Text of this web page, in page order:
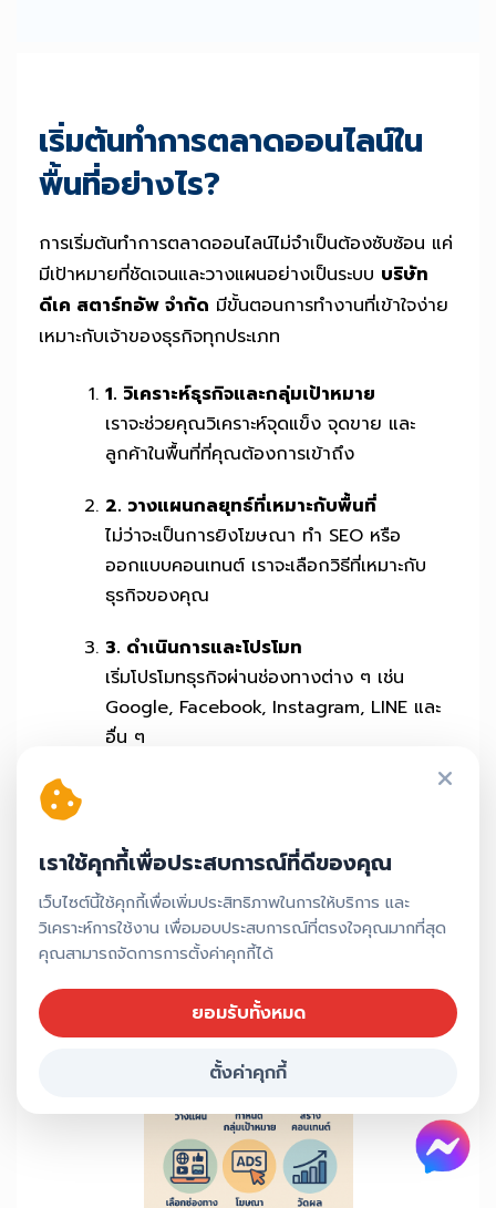
เริ่มต้นทำการตลาดออนไลน์ใน
พื้นที่อย่างไร?
การเริ่มต้นทำการตลาดออนไลน์ไม่จำเป็นต้องซับซ้อน แค่
มีเป้าหมายที่ชัดเจนและวางแผนอย่างเป็นระบบ บริษัท
ดีเค สตาร์ทอัพ จำกัด มีขั้นตอนการทำงานที่เข้าใจง่าย
เหมาะกับเจ้าของธุรกิจทุกประเภท
1. วิเคราะห์ธุรกิจและกลุ่มเป้าหมาย
เราจะช่วยคุณวิเคราะห์จุดแข็ง จุดขาย และ
ลูกค้าในพื้นที่ที่คุณต้องการเข้าถึง
2. วางแผนกลยุทธ์ที่เหมาะกับพื้นที่
ไม่ว่าจะเป็นการยิงโฆษณา ทำ SEO หรือ
ออกแบบคอนเทนต์ เราจะเลือกวิธีที่เหมาะกับ
ธุรกิจของคุณ
3. ดำเนินการและโปรโมท
เริ่มโปรโมทธุรกิจผ่านช่องทางต่าง ๆ เช่น
Google, Facebook, Instagram, LINE และ
อื่น ๆ
ให้คุณเห็นข้อมูลจริง และพัฒนาอย่างต่อเนื่อง
หากคุณยังไม่แน่ใจว่าจะเริ่มจากตรงไหน ไม่ต้องกังวล!
ทีมของเราพร้อมให้คำปรึกษาฟรี และช่วยวางแผนการ
เราใช้คุกกี้เพื่อประสบการณ์ที่ดีของคุณ
เว็บไซต์นี้ใช้คุกกี้เพื่อเพิ่มประสิทธิภาพในการให้บริการ และ
วิเคราะห์การใช้งาน เพื่อมอบประสบการณ์ที่ตรงใจคุณมากที่สุด
คุณสามารถจัดการการตั้งค่าคุกกี้ได้
ยอมรับทั้งหมด
ตั้งค่าคุกกี้